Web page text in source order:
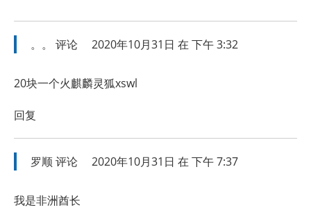
。。 评论 2020年10月31日 在 下午 3:32
20块一个火麒麟灵狐xswl
回复
罗顺 评论 2020年10月31日 在 下午 7:37
我是非洲酋长